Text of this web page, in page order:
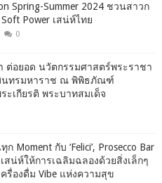
Spring-Summer 2024 ชวนสาวก
Power เสน่ห์ไทย
0
ต่อยอด นวัตกรรมศาสตร์พระราชา
นทรมหาราช ณ พิพิธภัณฑ์
ะเกียรติ พระบาทสมเด็จ
Moment กับ ‘Felici’, Prosecco Bar
สน่ห์ให้การเฉลิมฉลองด้วยสิ่งเล็กๆ
รื่องดื่ม Vibe แห่งความสุข